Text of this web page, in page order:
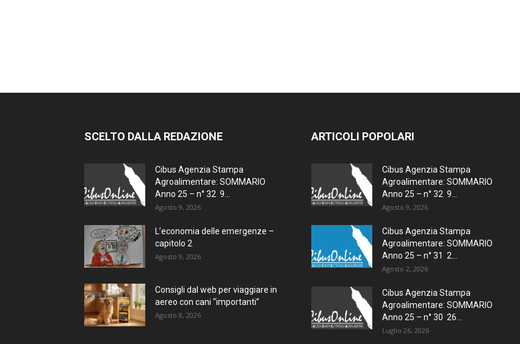
SCELTO DALLA REDAZIONE
Cibus Agenzia Stampa
Agroalimentare: SOMMARIO
Anno 25 – n° 32 9...
Agosto 9, 2026
L’economia delle emergenze –
capitolo 2
Agosto 9, 2026
Consigli dal web per viaggiare in
aereo con cani “importanti”
Agosto 8, 2026
ARTICOLI POPOLARI
Cibus Agenzia Stampa
Agroalimentare: SOMMARIO
Anno 25 – n° 32 9...
Agosto 9, 2026
Cibus Agenzia Stampa
Agroalimentare: SOMMARIO
Anno 25 – n° 31 2...
Agosto 2, 2026
Cibus Agenzia Stampa
Agroalimentare: SOMMARIO
Anno 25 – n° 30 26...
Luglio 26, 2026